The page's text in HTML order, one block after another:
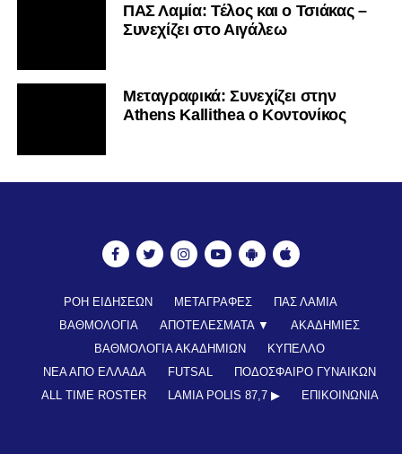
ΠΑΣ Λαμία: Τέλος και ο Τσιάκας –
Συνεχίζει στο Αιγάλεω
Mεταγραφικά: Συνεχίζει στην
Athens Kallithea ο Κοντονίκος
ΡΟΗ ΕΙΔΗΣΕΩΝ ΜΕΤΑΓΡΑΦΕΣ
ΠΑΣ ΛΑΜΙΑ
ΒΑΘΜΟΛΟΓΙΑ
ΑΠΟΤΕΛΕΣΜΑΤΑ ▼
ΑΚΑΔΗΜΙΕΣ
ΒΑΘΜΟΛΟΓΙΑ ΑΚΑΔΗΜΙΩΝ
ΚΥΠΕΛΛΟ
ΝΕΑ ΑΠΟ ΕΛΛΑΔΑ
FUTSAL
ΠΟΔΟΣΦΑΙΡΟ ΓΥΝΑΙΚΩΝ
ALL TIME ROSTER
LAMIA POLIS 87,7 ▶︎ ΕΠΙΚΟΙΝΩΝΊΑ